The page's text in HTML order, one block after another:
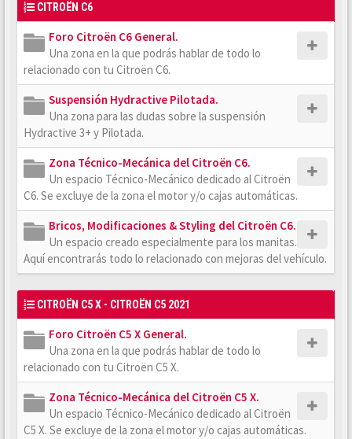
CITROËN C6
Foro Citroën C6 General.
Una zona en la que podrás hablar de todo lo
relacionado con tu Citroën C6.
Suspensión Hydractive Pilotada.
Una zona para las dudas sobre la suspensión
Hydractive 3+ y Pilotada.
Zona Técnico-Mecánica del Citroën C6.
Un espacio Técnico-Mecánico dedicado al Citroën
C6. Se excluye de la zona el motor y/o cajas automáticas.
Bricos, Modificaciones & Styling del Citroën C6.
Un espacio creado especialmente para los manitas.
Aquí encontrarás todo lo relacionado con mejoras del vehículo.
CITROËN C5 X - CITROËN C5 2021
Foro Citroën C5 X General.
Una zona en la que podrás hablar de todo lo
relacionado con tu Citroën C5 X.
Zona Técnico-Mecánica del Citroën C5 X.
Un espacio Técnico-Mecánico dedicado al Citroën
C5 X. Se excluye de la zona el motor y/o cajas automáticas.